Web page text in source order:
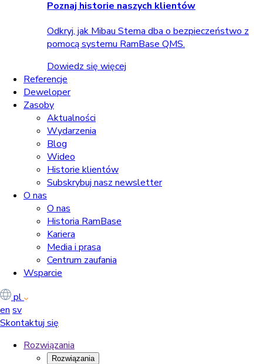
Poznaj historie naszych klientów
Odkryj, jak Mibau Stema dba o bezpieczeństwo z
pomocą systemu RamBase QMS.
Dowiedz się więcej
Referencje
Deweloper
Zasoby
Aktualności
Wydarzenia
Blog
Wideo
Historie klientów
Subskrybuj nasz newsletter
O nas
O nas
Historia RamBase
Kariera
Media i prasa
Centrum zaufania
Wsparcie
pl
en sv
Skontaktuj się
Rozwiązania
Rozwiązania